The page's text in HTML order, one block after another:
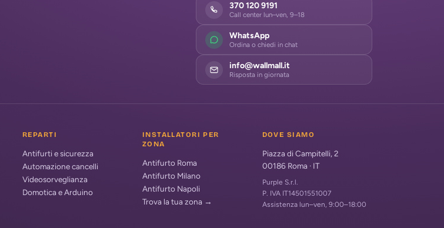
370 120 9191
Call center lun–ven, 9–18
WhatsApp
Ordina o chiedi in chat
info@wallmall.it
Risposta in giornata
REPARTI
Antifurti e sicurezza
Automazione cancelli
Videosorveglianza
Domotica e Arduino
INSTALLATORI PER
ZONA
Antifurto Roma
Antifurto Milano
Antifurto Napoli
Trova la tua zona →
DOVE SIAMO
Piazza di Campitelli, 2
00186 Roma · IT
Purple S.r.l.
P. IVA IT14501551007
Assistenza lun–ven, 9:00–18:00